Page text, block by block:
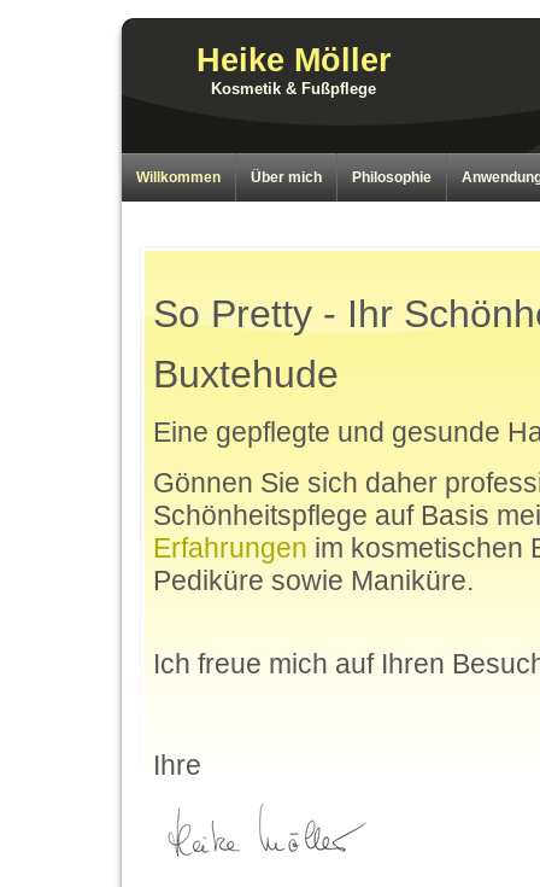
Heike Möller
Kosmetik & Fußpflege
Willkommen Über mich Philosophie
So Pretty - Ihr
Buxtehude
Eine gepflegte und gesunde
Gönnen Sie sich daher
Schönheitspflege auf Basis
Erfahrungen im kosmetischen
Pediküre sowie Maniküre.
Ich freue mich auf Ihren
Ihre